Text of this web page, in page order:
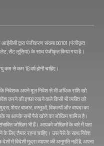
द्वारा पंजीकरण संख्या 00101 (पंजीकृत
सेंट लूसिया) के साथ पंजीकृत किया गया है।
से कम 18 वर्ष होनी चाहिए।
निवेशक अपने मूल निवेश से भी अधिक राशि खो
करने की इच्छा रखने वाले किसी भी व्यक्ति को
मुद्रा, शेयर बाजार, वस्तुओं, विकल्पों और वायदा का
या आपके सभी पैसे खोने का जोखिम शामिल है।
जोखिम भी हैं। आपको जोखिमों के बारे में पता
के लिए तैयार रहना चाहिए। उस पैसे के साथ निवेश
में विदेशी मुद्रा व्यापार की अनुमति नहीं है, अपना